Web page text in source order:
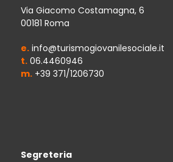
Via Giacomo Costamagna, 6
00181 Roma
e.info@turismogiovanilesociale.it
t.06.4460946
m.+39 371/1206730
Segreteria